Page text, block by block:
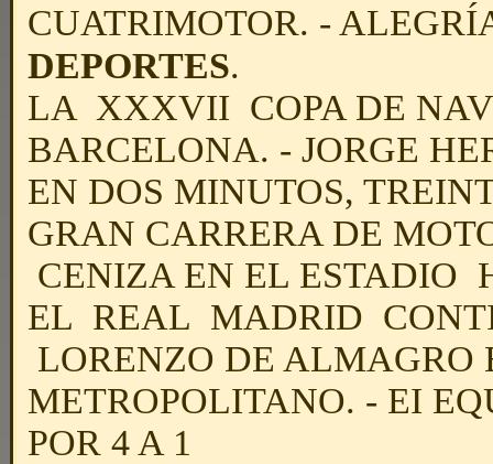
CUATRIMOTOR. -
DEPORTES.
LA XXXVII COPA DE
BARCELONA. - JORGE
EN DOS MINUTOS,
GRAN CARRERA DE
CENIZA EN EL ESTADIO
EL REAL MADRID
LORENZO DE ALMAGRO
METROPOLITANO. - EI
POR 4 A 1